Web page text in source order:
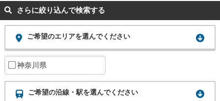
さらに絞り込んで検索する
ご希望のエリアを選んでください
神奈川県
ご希望の沿線・駅を選んでください